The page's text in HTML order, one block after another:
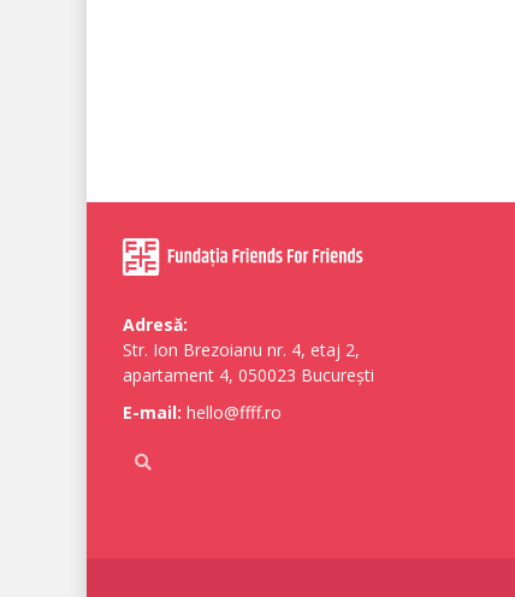
Adresă:
Str. Ion Brezoianu nr. 4, etaj 2,
apartament 4, 050023 București
E-mail: hello@ffff.ro